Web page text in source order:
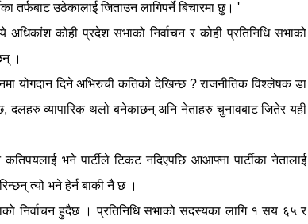
तर्फबाट उठेकालाई जिताउन लागिपर्ने बिचारमा छु। '
कोही प्रदेश सभाको निर्वाचन र कोही प्रतिनिधि सभाको
।
योगदान दिने अभिरुची कतिको देखिन्छ ? राजनीतिक विश्लेषक डा
दलहरु व्यापारिक थलो बनेकाछन् अनि नेताहरु चुनावबाट जितेर यही
भने पार्टीले टिकट नदिएपछि आआफ्ना पार्टीका नेतालाई
त्यो भने हेर्न बाकी नै छ ।
निर्वाचन हुदैछ । प्रतिनिधि सभाको सदस्यका लागि १ सय ६५ र